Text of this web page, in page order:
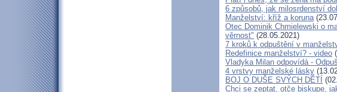
6 způsobů, jak milosrdenství
Manželství: kříž a koruna
Otec Dominik Chmielewski o
věrnost" (28.05.2021)
7 kroků k odpuštění v
Redefinice manželství? - video
Vladyka Milan odpovídá -
4 vrstvy manželské lásky
BOJ O DUŠE SVÝCH DĚTÍ
Chci se zeptat, otče biskupe,